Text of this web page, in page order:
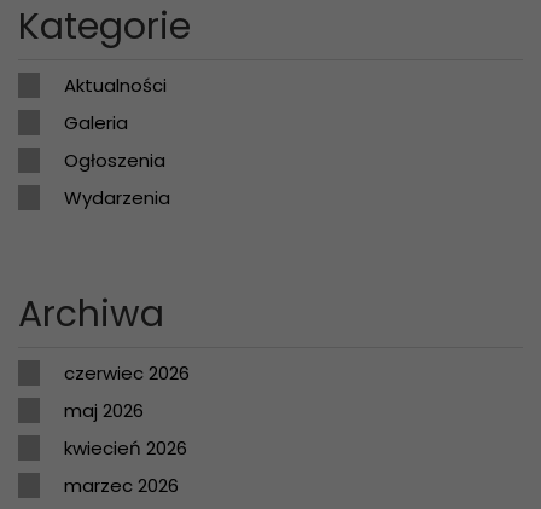
Kategorie
Aktualności
Galeria
Ogłoszenia
Wydarzenia
Archiwa
czerwiec 2026
maj 2026
kwiecień 2026
marzec 2026